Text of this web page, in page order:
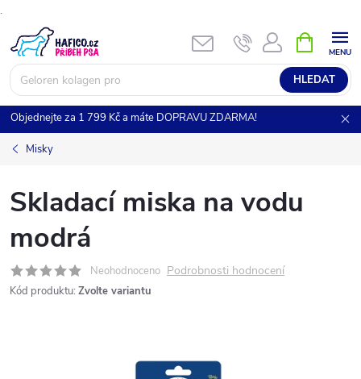
.
na
obsah
HLEDAT
NÁKUPNÍ
KOŠÍK
Objednejte za 1 799 Kč a máte DOPRAVU ZDARMA!
Misky
Skladací miska na vodu
modrá
Neohodnoceno Podrobnosti hodnocení
Kód produktu: Zvolte variantu